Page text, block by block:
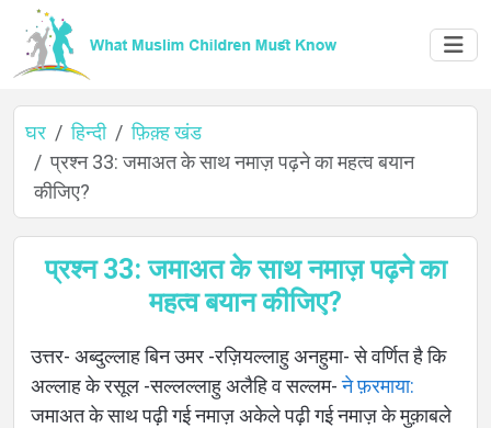
घर
बारे
घर हिन्दी
फ़िक़्ह खंड
प्रश्न 33: जमाअत के साथ नमाज़ पढ़ने का महत्व बयान
कीजिए?
प्रश्न 33: जमाअत के साथ नमाज़ पढ़ने का
महत्व बयान कीजिए?
उत्तर- अब्दुल्लाह बिन उमर -रज़ियल्लाहु अनहुमा- से वर्णित है कि
अल्लाह के रसूल -सल्लल्लाहु अलैहि व सल्लम-ने फ़रमाया:
जमाअत के साथ पढ़ी गई नमाज़ अकेले पढ़ी गई नमाज़ के मुक़ाबले